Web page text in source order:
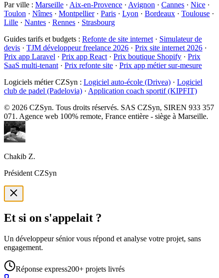
Par ville : Marseille · Aix-en-Provence · Avignon · Cannes · Nice ·
Toulon · Nîmes · Montpellier· Paris · Lyon · Bordeaux · Toulouse ·
Lille · Nantes · Rennes · Strasbourg
Guides tarifs et budgets : Refonte de site internet · Simulateur de
devis · TJM développeur freelance 2026 · Prix site internet 2026 ·
Prix app Laravel · Prix app React · Prix boutique Shopify · Prix
SaaS multi-tenant · Prix refonte site · Prix app métier sur-mesure
Logiciels métier CZSyn : Logiciel auto-école (Drivea) · Logiciel
club de padel (Padelovia) · Application coach sportif (KIPFIT)
© 2026 CZSyn. Tous droits réservés. SAS CZSyn, SIREN 933 357
071. Agence web 100% remote, France entière - siège à Marseille.
Chakib Z.
Président CZSyn
Et si on s'appelait ?
Un développeur sénior vous répond et analyse votre projet, sans
engagement.
Réponse express200+ projets livrés